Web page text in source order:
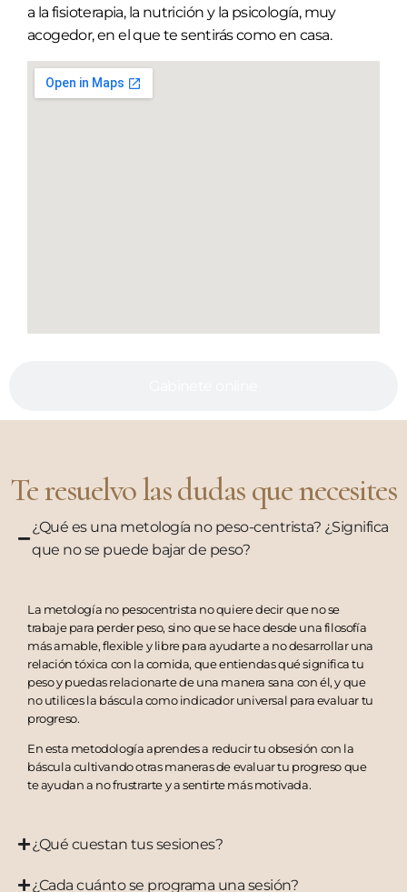
a la fisioterapia, la nutrición y la psicología, muy
acogedor, en el que te sentirás como en casa.
Te resuelvo las dudas que necesites
¿Qué es una metología no peso-centrista? ¿Significa
que no se puede bajar de peso?
La metología no pesocentrista no quiere decir que no se
trabaje para perder peso, sino que se hace desde una filosofía
más amable, flexible y libre para ayudarte a no desarrollar una
relación tóxica con la comida, que entiendas qué significa tu
peso y puedas relacionarte de una manera sana con él, y que
no utilices la báscula como indicador universal para evaluar tu
progreso.
En esta metodología aprendes a reducir tu obsesión con la
báscula cultivando otras maneras de evaluar tu progreso que
te ayudan a no frustrarte y a sentirte más motivada.
¿Qué cuestan tus sesiones?
¿Cada cuánto se programa una sesión?